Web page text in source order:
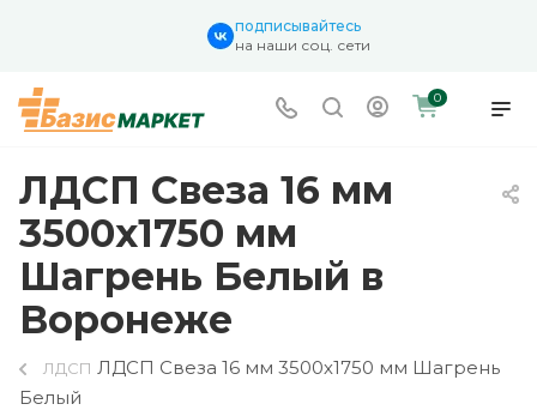
подписывайтесь
на наши соц. сети
0
ЛДСП Свеза 16 мм
3500х1750 мм
Шагрень Белый в
Воронеже
ЛДСП ЛДСП Свеза 16 мм 3500х1750 мм Шагрень
Белый